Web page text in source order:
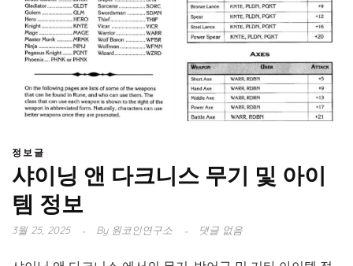
정보글
샤이닝 앤 다크니스 무기 및 아이
템 정보
3월 25, 2025 By원코인연구소 댓글 없음